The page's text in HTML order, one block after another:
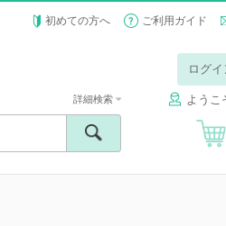
初めての方へ ご利用ガイド
ログ
ようこ
詳細検索